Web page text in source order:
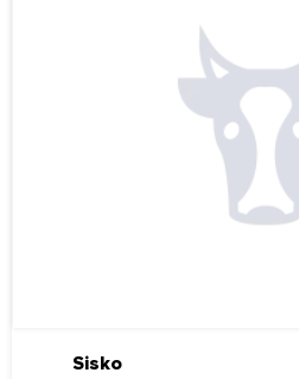
Sisko